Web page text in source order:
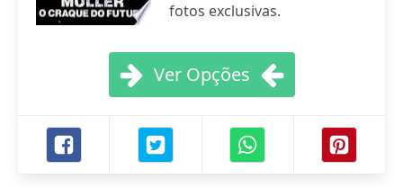
fotos exclusivas.
Ver Opções